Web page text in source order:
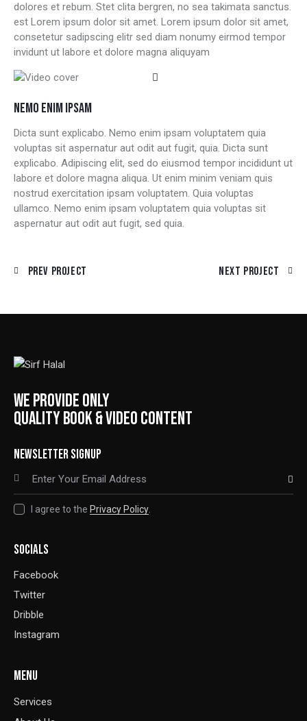
dolores et rebum. Stet clita bergren, no sea takimata sanctus.
est Lorem ipsum dolor sit amet. Lorem ipsum dolor sit amet,
consetetur sadipscing elitr sed diam nonumy eirmod tempor
invidunt ut labore et dolore magna aliquyam
NEMO ENIM IPSAM
Dicta sunt explicabo. Nemo enim ipsam voluptatem quia
voluptas sit aspernatur aut odit aut fugit, quia. Dicta sunt
explicabo. Adipiscing elit, sed do eiusmod tempor incididunt ut
labore et dolore magna aliqua. Ut enim minim veniam quis
nostrud exercitation ipsam voluptatem. Quia voluptas
ullamco. Nemo enim ipsam voluptatem quia voluptas sit
aspernatur aut odit aut fugit, sed quia.
Prev Project Next Project
WE PROVIDE ONLY
QUALITY BOOK & VIDEO CONTENT
NEWSLETTER SIGNUP
SUBSCRIBE
I agree to the Privacy Policy
SOCIALS
Facebook
Twitter
Dribble
Instagram
MENU
Services